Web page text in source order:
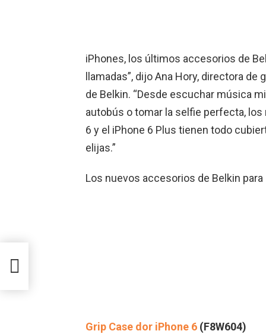
iPhones, los últimos accesorios de
llamadas”, dijo Ana Hory, directora
de Belkin. “Desde escuchar música
autobús o tomar la selfie perfecta,
6 y el iPhone 6 Plus tienen todo
elijas.”
Los nuevos accesorios de Belkin
Grip Case dor iPhone 6 (F8W604)
y